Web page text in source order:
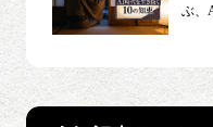
ぶ、